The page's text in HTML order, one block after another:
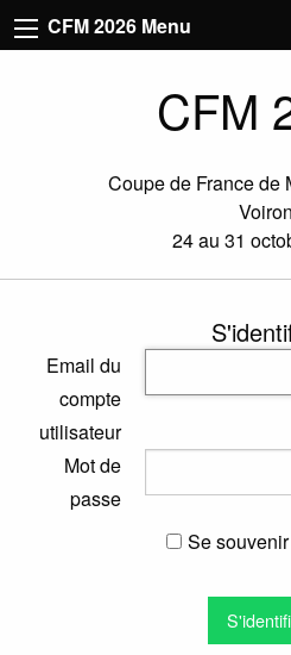
CFM 2026 Menu
CFM
Coupe de France de
Voiron
24 au 31
Email du
compte
utilisateur
Mot de
passe
Se